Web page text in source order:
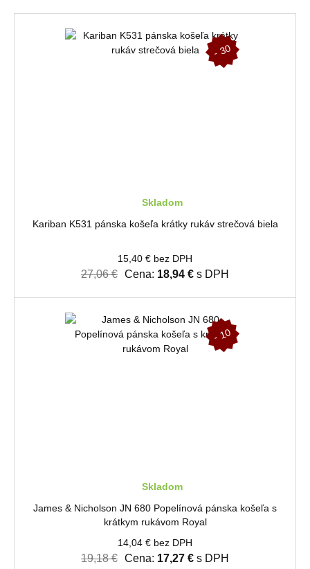
-
3
0
Skladom
Kariban K531 pánska košeľa krátky rukáv strečová biela
15,40 € bez DPH
27,06 € Cena: 18,94 € s DPH
-
1
0
Skladom
James & Nicholson JN 680 Popelínová pánska košeľa s
krátkym rukávom Royal
14,04 € bez DPH
19,18 € Cena: 17,27 € s DPH